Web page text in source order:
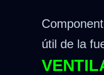
útil de la